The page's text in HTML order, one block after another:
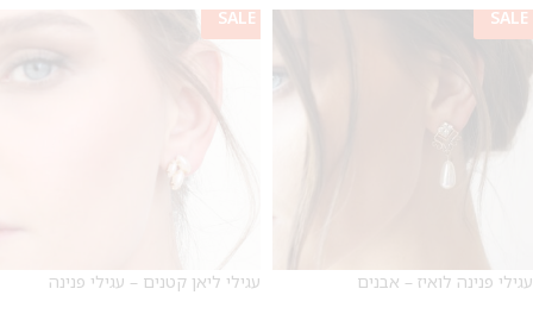
SALE
עגילי פנינה לואיז – אבנים
SALE
עגילי ליאן קטנים – עגילי פנינה